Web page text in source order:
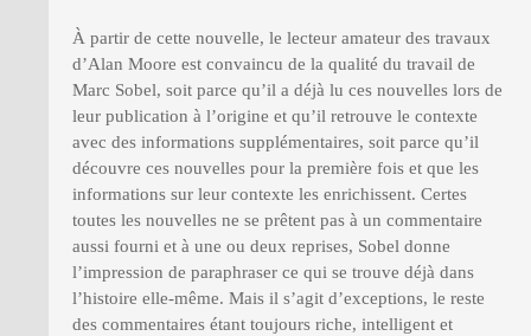
À partir de cette nouvelle, le lecteur amateur des travaux
d’Alan Moore est convaincu de la qualité du travail de
Marc Sobel, soit parce qu’il a déjà lu ces nouvelles lors de
leur publication à l’origine et qu’il retrouve le contexte
avec des informations supplémentaires, soit parce qu’il
découvre ces nouvelles pour la première fois et que les
informations sur leur contexte les enrichissent. Certes
toutes les nouvelles ne se prêtent pas à un commentaire
aussi fourni et à une ou deux reprises, Sobel donne
l’impression de paraphraser ce qui se trouve déjà dans
l’histoire elle-même. Mais il s’agit d’exceptions, le reste
des commentaires étant toujours riche, intelligent et